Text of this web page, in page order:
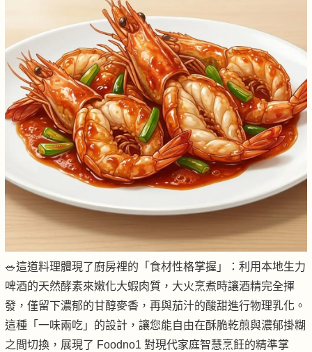
🥗這道料理體現了廚房裡的「食材性格掌握」：利用本地生力
啤酒的天然酵素來嫩化大蝦肉質，大火烹煮時讓酒精完全揮
發，僅留下濃郁的甘醇麥香，再與茄汁的酸甜進行物理乳化。
這種「一味兩吃」的設計，讓您能自由在酥脆乾煎與濃郁掛糊
之間切換，展現了 Foodno1 對現代家庭智慧烹飪的精準掌